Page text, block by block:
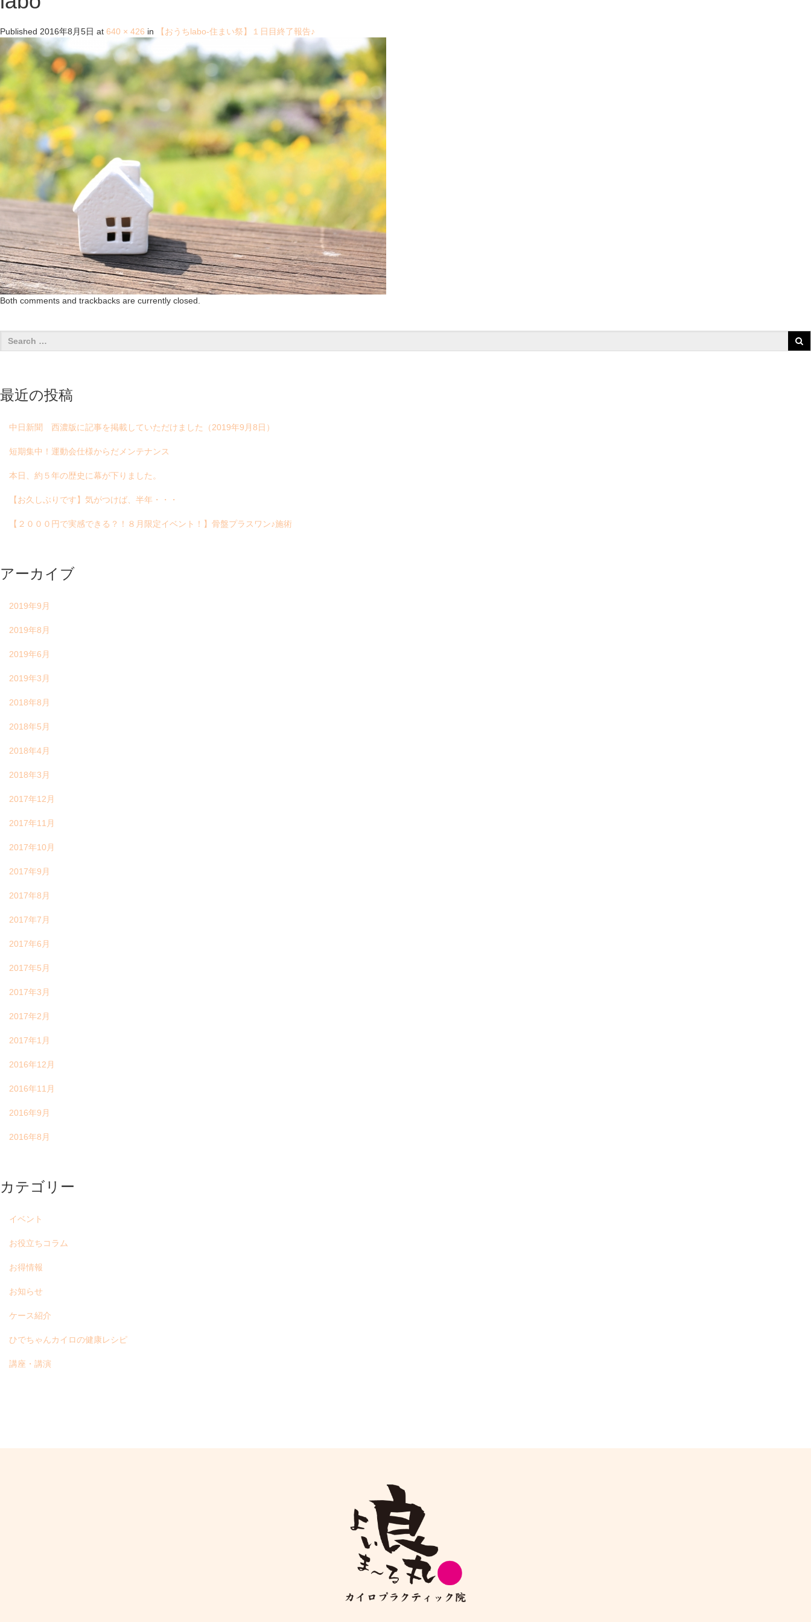
Published 2016年8月5日 at 640 × 426 in 【おうちlabo-住まい祭】１日目終了報告♪
Both comments and trackbacks are currently closed.
最近の投稿
中日新聞 西濃版に記事を掲載していただけました（2019年9月8日）
短期集中！運動会仕様からだメンテナンス
本日、約５年の歴史に幕が下りました。
【お久しぶりです】気がつけば、半年・・・
【２０００円で実感できる？！８月限定イベント！】骨盤プラスワン♪施術
アーカイブ
2019年9月
2019年8月
2019年6月
2019年3月
2018年8月
2018年5月
2018年4月
2018年3月
2017年12月
2017年11月
2017年10月
2017年9月
2017年8月
2017年7月
2017年6月
2017年5月
2017年3月
2017年2月
2017年1月
2016年12月
2016年11月
2016年9月
2016年8月
カテゴリー
イベント
お役立ちコラム
お得情報
お知らせ
ケース紹介
ひでちゃんカイロの健康レシピ
講座・講演